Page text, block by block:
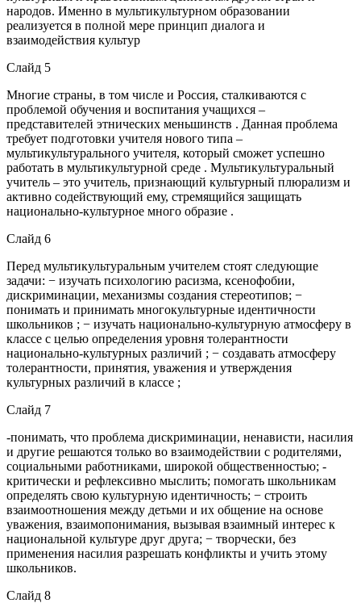
народов. Именно в мультикультурном образовании
реализуется в полной мере принцип диалога и
взаимодействия культур
Слайд 5
Многие страны, в том числе и Россия, сталкиваются с
проблемой обучения и воспитания учащихся –
представителей этнических меньшинств . Данная проблема
требует подготовки учителя нового типа –
мультикультурального учителя, который сможет успешно
работать в мультикультурной среде . Мультикультуральный
учитель – это учитель, признающий культурный плюрализм и
активно содействующий ему, стремящийся защищать
национально-культурное много образие .
Слайд 6
Перед мультикультуральным учителем стоят следующие
задачи: − изучать психологию расизма, ксенофобии,
дискриминации, механизмы создания стереотипов; −
понимать и принимать многокультурные идентичности
школьников ; − изучать национально-культурную атмосферу в
классе с целью определения уровня толерантности
национально-культурных различий ; − создавать атмосферу
толерантности, принятия, уважения и утверждения
культурных различий в классе ;
Слайд 7
-понимать, что проблема дискриминации, ненависти, насилия
и другие решаются только во взаимодействии с родителями,
социальными работниками, широкой общественностью; -
критически и рефлексивно мыслить; помогать школьникам
определять свою культурную идентичность; − строить
взаимоотношения между детьми и их общение на основе
уважения, взаимопонимания, вызывая взаимный интерес к
национальной культуре друг друга; − творчески, без
применения насилия разрешать конфликты и учить этому
школьников.
Слайд 8